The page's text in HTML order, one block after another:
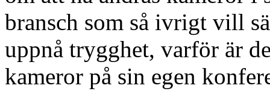
bransch som så ivrigt vill
uppnå trygghet, varför är
kameror på sin egen